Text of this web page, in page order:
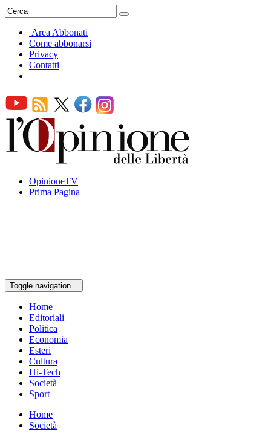
Area Abbonati
Come abbonarsi
Privacy
Contatti
OpinioneTV
Prima Pagina
Toggle navigation
Home
Editoriali
Politica
Economia
Esteri
Cultura
Hi-Tech
Società
Sport
Home
Società